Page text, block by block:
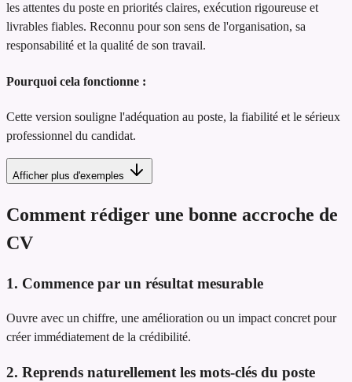
les attentes du poste en priorités claires, exécution rigoureuse et
livrables fiables. Reconnu pour son sens de l'organisation, sa
responsabilité et la qualité de son travail.
Pourquoi cela fonctionne :
Cette version souligne l'adéquation au poste, la fiabilité et le sérieux
professionnel du candidat.
Afficher plus d'exemples
Comment rédiger une bonne accroche de
CV
1. Commence par un résultat mesurable
Ouvre avec un chiffre, une amélioration ou un impact concret pour
créer immédiatement de la crédibilité.
2. Reprends naturellement les mots-clés du poste